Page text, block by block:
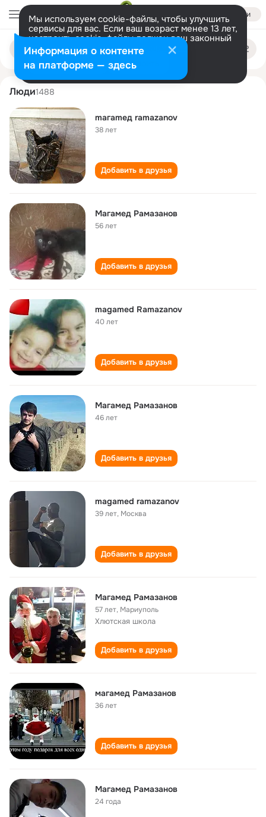
Войти
Мы используем cookie-файлы, чтобы улучшить
сервисы для вас. Если ваш возраст менее 13 лет,
настроить cookie-файлы должен ваш законный
представитель. Больше информации
Разрешить все Настроить
Поиск
людям
magamed ramazanov
Люди1488
maгameд ramazanov
38 лет
Добавить в друзья
Магамед Рамазанов
56 лет
Добавить в друзья
magamed Ramazanov
40 лет
Добавить в друзья
Магамед Рамазанов
46 лет
Добавить в друзья
magamed ramazanov
39 лет, Москва
Добавить в друзья
Магамед Рамазанов
57 лет, Мариуполь
Хлютская школа
Добавить в друзья
магамед Рамазанов
36 лет
Добавить в друзья
Магамед Рамазанов
24 года
Информация о контенте
на платформе — здесь